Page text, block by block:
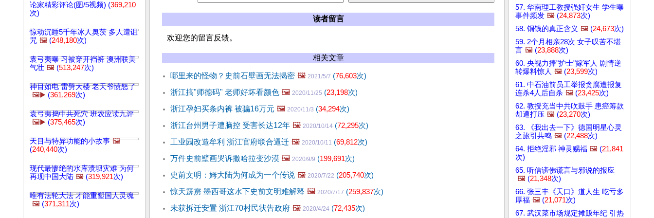
论家精彩评论(图/5视频) (369,210
次)
惊动沉睡5千年冰人奥茨 多人遭诅
咒 🖼️ (248,180次)
袁弓夷曝 习被穿开裆裤 澳洲联美
气壮 🖼️ (513,247次)
神目如电 雷劈大楼 老天爷愤怒了
🖼️▶️ (361,269次)
袁弓夷捣中共死穴 班农应读九评
🖼️▶️ (375,465次)
天目与特异功能的小故事 🖼️
(240,440次)
现代最惨绝的水库溃坝灾难 为何
再现中国大陆 🖼️ (319,921次)
唯有法轮大法 才能重塑国人灵魂
🖼️ (371,311次)
读者留言
欢迎您的留言反馈。
相关文章
哪里来的怪物？史前石壁画无法揭密 🖼️ 2021/5/7 (76,603次)
浙江搞"师德码" 老师好坏看颜色 🖼️ 2020/11/25 (23,198次)
浙江孕妇买条内裤 被骗16万元 🖼️ 2020/11/3 (34,294次)
浙江台州男子遭脑控 受害长达12年 🖼️ 2020/10/14 (72,295次)
工业园改造牟利 浙江官府联合逼迁 🖼️ 2020/10/11 (69,812次)
万件史前壁画哭诉撒哈拉变沙漠 🖼️ 2020/9/9 (199,691次)
史前文明：姆大陆为何成为一个传说 🖼️ 2020/7/22 (205,740次)
惊天霹雳 墨西哥这水下史前文明难解释 🖼️ 2020/7/17 (259,837次)
未获拆迁安置 浙江70村民状告政府 🖼️ 2020/4/24 (72,435次)
57. 华南理工教授强奸女生 学生曝
事件频发 🖼️ (24,873次)
58. 铜钱的真正含义 🖼️ (24,673次)
59. 2个月相亲28次 女子叹苦不堪
言 🖼️ (23,888次)
60. 央视力捧"护士"嫁军人 剧情逆
转爆料惊人 🖼️ (23,599次)
61. 中石油前员工举报贪腐遭报复
连杀4人后自杀 🖼️ (23,425次)
62. 教授充当中共吹鼓手 患癌筹款
却遭打压 🖼️ (23,270次)
63. 《我出去一下》德国明星心灵
之旅引共鸣 🖼️ (22,488次)
64. 拒绝淫邪 神灵赐福 🖼️ (21,841
次)
65. 听信谤佛谎言与邪说的报应
🖼️ (21,348次)
66. 张三丰《天口》道人生 吃亏多
厚福 🖼️ (21,071次)
67. 武汉菜市场规定摊贩年纪 引热